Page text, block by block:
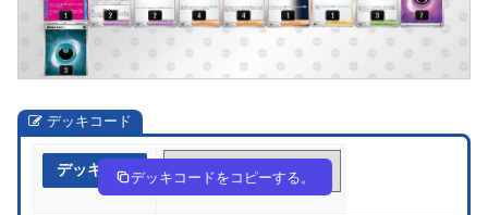
デッキコード
デッキ作成 H6ngLn-Hp2Xma-NnLHgN
デッキコードをコピーする。